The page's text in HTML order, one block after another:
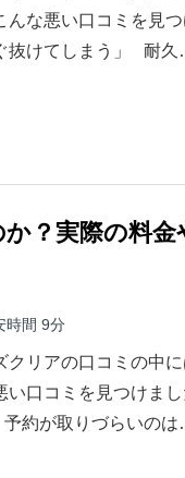
んな悪い口コミを見
抜けてしまう」 耐
？実際の料
時間 9分
クリアの口コミの中
い口コミを見つけま
約が取りづらいの